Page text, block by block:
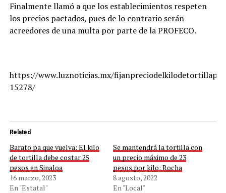
Finalmente llamó a que los establecimientos respeten
los precios pactados, pues de lo contrario serán
acreedores de una multa por parte de la PROFECO.
https://www.luznoticias.mx/
15278/
Related
Barato pa que vuelva: El kilo
de tortilla debe costar 25
pesos en Sinaloa
16 marzo, 2023
En "Estatal"
Se mantendrá la tortilla con
un precio máximo de 23
pesos por kilo: Rocha
8 agosto, 2022
En "Local"